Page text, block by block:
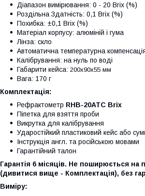
Діапазон вимірювання: 0 - 20 Brix (%)
Роздільна Здатність: 0,1 Brix (%)
Похибка: ±0,1 Brix (%)
Матеріал корпусу: алюміній і гума
Лінза: скло
Автоматична температурна
Калібрування: на нуль по воді
Габарити кейса: 200х90х55 мм
Вага: 170 г
Комплектація:
Рефрактометр RHB-20ATC Brix
Піпетка для взяття проби
Викрутка для калібрування
Ударостійкий пластиковий кейс або
Інструкція англ. та російською мовами
Гарантійний талон
Гарантія 6 місяців. Не поширюється на
(дивитися вище - Комплектація), без
Виміру: